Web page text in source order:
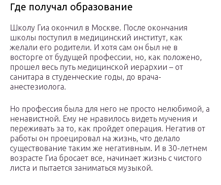
Где получал образование
Школу Гиа окончил в Москве. После окончания
школы поступил в медицинский институт, как
желали его родители. И хотя сам он был не в
восторге от будущей профессии, но, как положено,
прошел весь путь медицинской иерархии – от
санитара в студенческие годы, до врача-
анестезиолога.
Но профессия была для него не просто нелюбимой, а
ненавистной. Ему не нравилось видеть мучения и
переживать за то, как пройдет операция. Негатив от
работы он проецировал на жизнь, что делало
существование таким же негативным. И в 30-летнем
возрасте Гиа бросает все, начинает жизнь с чистого
листа и пытается заниматься музыкой.